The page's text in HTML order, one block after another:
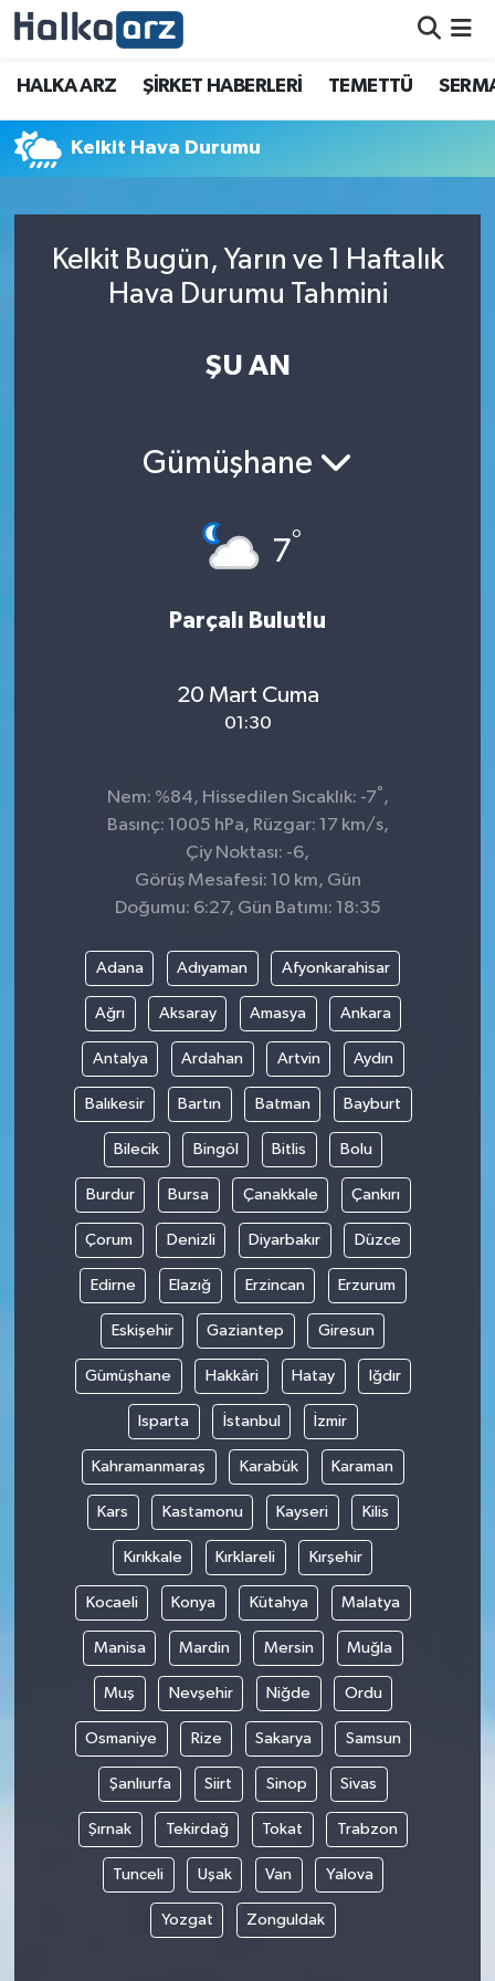
HALKA ARZ ŞİRKET HABERLERİ TEMETTÜ
Kelkit Hava Durumu
Kelkit Bugün, Yarın ve 1 Haftalık
Hava Durumu Tahmini
ŞU AN
Gümüşhane
7°
Parçalı Bulutlu
20 Mart Cuma
01:30
Nem: %84, Hissedilen Sıcaklık: -7°,
Basınç: 1005 hPa, Rüzgar: 17 km/s,
Çiy Noktası: -6,
Görüş Mesafesi: 10 km, Gün
Doğumu: 6:27, Gün Batımı: 18:35
Adana Adıyaman Afyonkarahisar
Ağrı Aksaray Amasya Ankara
Antalya Ardahan Artvin Aydın
Balıkesir Bartın Batman Bayburt
Bilecik Bingöl Bitlis Bolu
Burdur Bursa Çanakkale Çankırı
Çorum Denizli Diyarbakır Düzce
Edirne Elazığ Erzincan Erzurum
Eskişehir Gaziantep Giresun
Gümüşhane Hakkâri Hatay Iğdır
Isparta İstanbul İzmir
Kahramanmaraş Karabük Karaman
Kars Kastamonu Kayseri Kilis
Kırıkkale Kırklareli Kırşehir
Kocaeli Konya Kütahya Malatya
Manisa Mardin Mersin Muğla
Muş Nevşehir Niğde Ordu
Osmaniye Rize Sakarya Samsun
Şanlıurfa Siirt Sinop Sivas
Şırnak Tekirdağ Tokat Trabzon
Tunceli Uşak Van Yalova
Yozgat Zonguldak
HALKA ARZ
SERMAYE ARTIRIMI
TEMETTÜ
İletişim